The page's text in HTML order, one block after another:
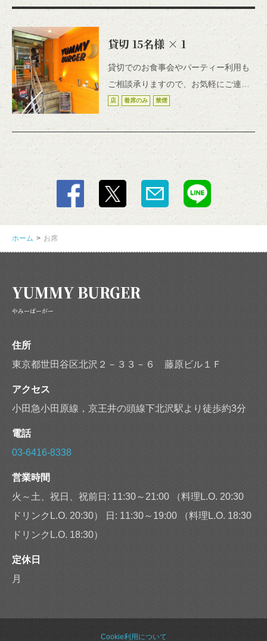
る優しいスタッフです☆
貸切 15名様× 1
貸切でのお食事会やパーティー利用も
ご相談承りますので、お気軽にご連絡
ください。
店 着席のみ 禁煙
ホーム お席
YUMMY BURGER
やみーばーがー
住所
東京都世田谷区北沢２－３３－６ 藤原ビル１Ｆ
アクセス
小田急小田原線，京王井の頭線下北沢駅より徒歩約3分
電話
03-6416-8338
営業時間
火～土、祝日、祝前日: 11:30～21:00 （料理L.O. 20:30
ドリンクL.O. 20:30） 日: 11:30～19:00 （料理L.O. 18:30
ドリンクL.O. 18:30）
定休日
月
Cookie利用について
お店情報をコピー
閉じる